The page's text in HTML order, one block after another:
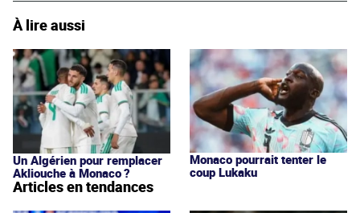
À lire aussi
Un Algérien pour remplacer
Akliouche à Monaco ?
Monaco pourrait tenter le
coup Lukaku
Articles en tendances